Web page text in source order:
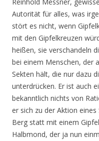
Autorität für alles, was
stört es nicht, wenn
mit den Gipfelkreuzen
heißen, sie verschandeln
bei einem Menschen, der
Sekten hält, die nur dazu
unterdrücken. Er ist auch
bekanntlich nichts von
er sich zu der Aktion
Berg statt mit einem
Halbmond, der ja nun